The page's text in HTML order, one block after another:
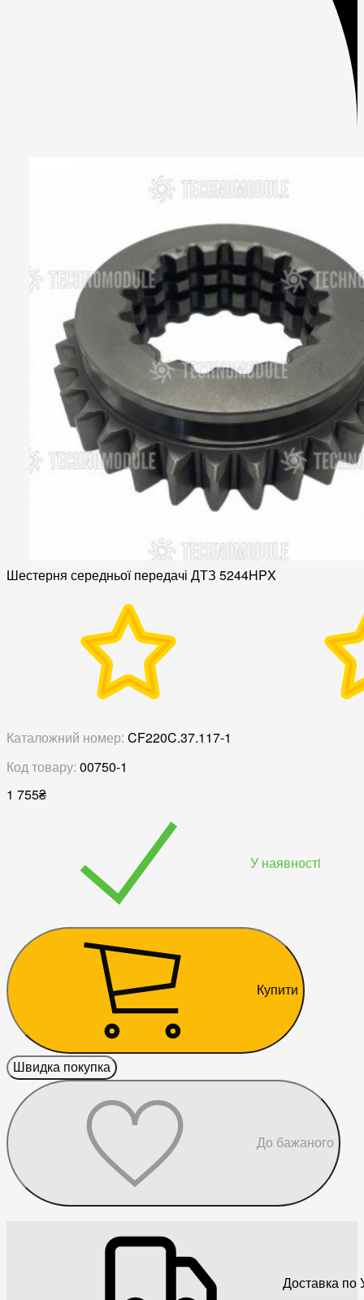
Шестерня середньої передачі ДТЗ 5244HPX
Каталожний номер: CF220C.37.117-1
Код товару: 00750-1
1 755₴
У наявностi
Купити
Швидка покупка
До бажаного
Доставка по